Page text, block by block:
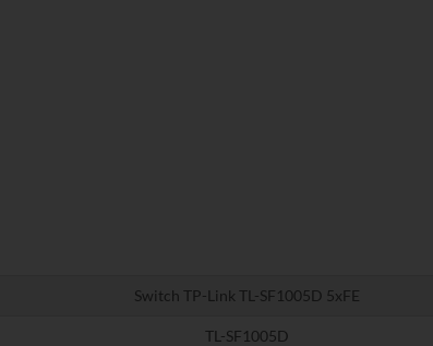
Switch TP-Link TL-SF1005D 5xFE
TL-SF1005D